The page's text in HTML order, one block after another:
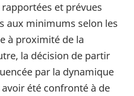
et prévues
aux minimums selon les
à proximité de la
la décision de partir
par la dynamique
été confronté à de